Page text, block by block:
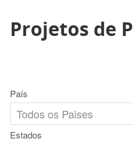
Projetos de
País
Estados